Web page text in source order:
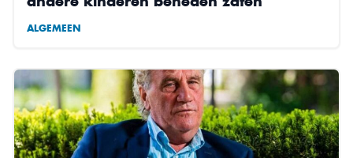
ALGEMEEN